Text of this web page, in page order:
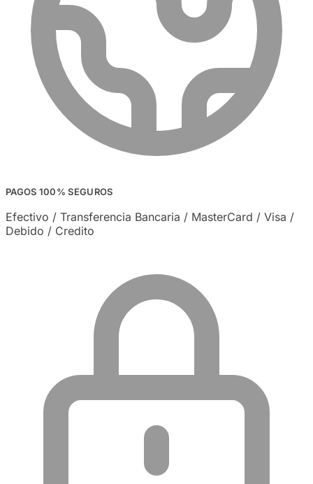
PAGOS 100% SEGUROS
Efectivo / Transferencia Bancaria / MasterCard / Visa /
Debido / Credito